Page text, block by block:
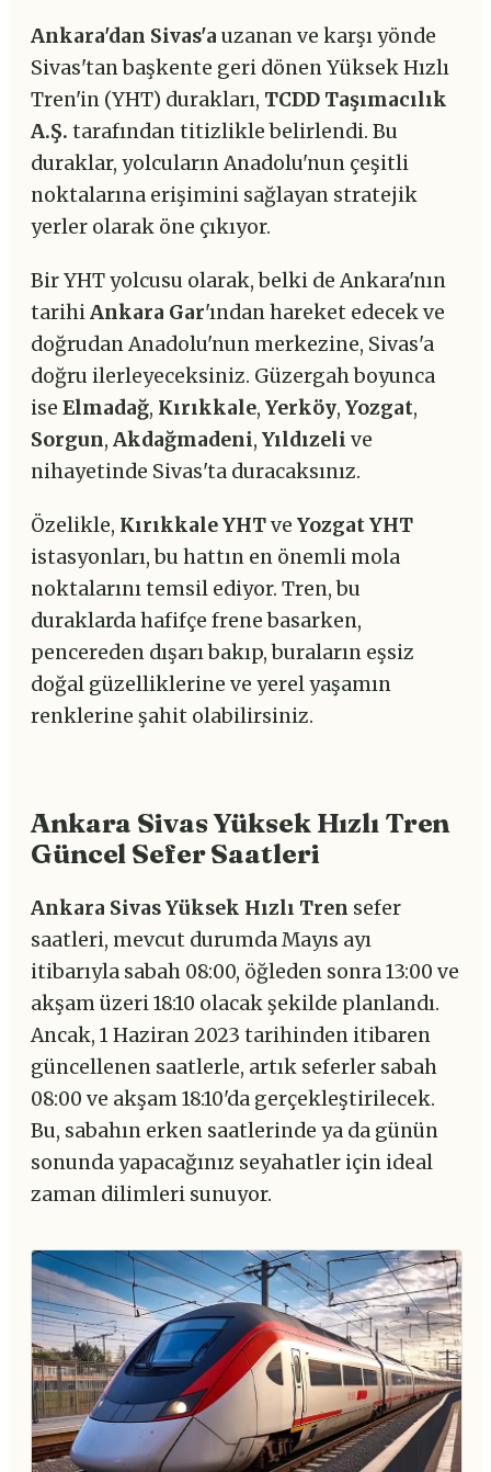
Ankara'dan Sivas'a uzanan ve karşı yönde
Sivas'tan başkente geri dönen Yüksek Hızlı
Tren'in (YHT) durakları, TCDD Taşımacılık
A.Ş. tarafından titizlikle belirlendi. Bu
duraklar, yolcuların Anadolu'nun çeşitli
noktalarına erişimini sağlayan stratejik
yerler olarak öne çıkıyor.
Bir YHT yolcusu olarak, belki de Ankara'nın
tarihiAnkara Gar'ından hareket edecek ve
doğrudan Anadolu'nun merkezine, Sivas'a
doğru ilerleyeceksiniz. Güzergah boyunca
ise Elmadağ, Kırıkkale, Yerköy, Yozgat,
Sorgun, Akdağmadeni, Yıldızeli ve
nihayetinde Sivas'ta duracaksınız.
Özelikle, Kırıkkale YHTve Yozgat YHT
istasyonları, bu hattın en önemli mola
noktalarını temsil ediyor. Tren, bu
duraklarda hafifçe frene basarken,
pencereden dışarı bakıp, buraların eşsiz
doğal güzelliklerine ve yerel yaşamın
renklerine şahit olabilirsiniz.
Ankara Sivas Yüksek Hızlı Tren
Güncel Sefer Saatleri
Ankara Sivas Yüksek Hızlı Tren sefer
saatleri, mevcut durumda Mayıs ayı
itibarıyla sabah 08:00, öğleden sonra 13:00 ve
akşam üzeri 18:10 olacak şekilde planlandı.
Ancak, 1 Haziran 2023 tarihinden itibaren
güncellenen saatlerle, artık seferler sabah
08:00 ve akşam 18:10'da gerçekleştirilecek.
Bu, sabahın erken saatlerinde ya da günün
sonunda yapacağınız seyahatler için ideal
zaman dilimleri sunuyor.